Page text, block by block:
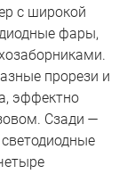
с широкой
фары,
прорези и
эффектно
Сзади —